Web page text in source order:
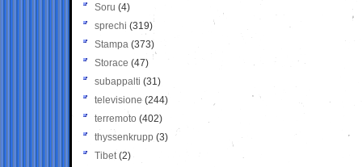
Soru (4)
sprechi (319)
Stampa (373)
Storace (47)
subappalti (31)
televisione(244)
terremoto (402)
thyssenkrupp (3)
Tibet(2)